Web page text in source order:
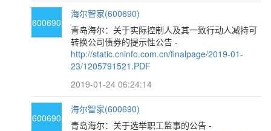
600690
海尔智家(600690)
青岛海尔：关于实际控制人及其一致行动人减持可
转换公司债券的提示性公告 -
http://static.cninfo.com.cn/finalpage/2019-01-
23/1205791521.PDF
2019-01-24 06:24:14
600690
海尔智家(600690)
青岛海尔：关于选举职工监事的公告 -